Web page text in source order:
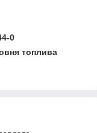
0
топлива